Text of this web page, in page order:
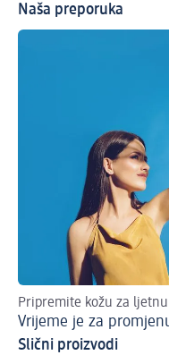
Naša preporuka
Pripremite kožu za
Vrijeme je za
Slični proizvodi